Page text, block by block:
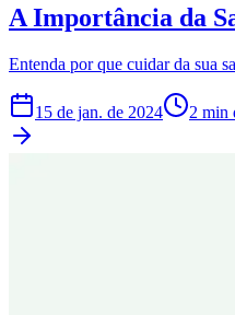
A Importância da
Entenda por que cuidar da sua
15 de jan. de 2024 2 min